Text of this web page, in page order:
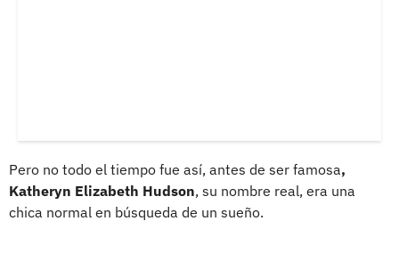
Pero no todo el tiempo fue así, antes de ser famosa,
Katheryn Elizabeth Hudson, su nombre real, era una
chica normal en búsqueda de un sueño.